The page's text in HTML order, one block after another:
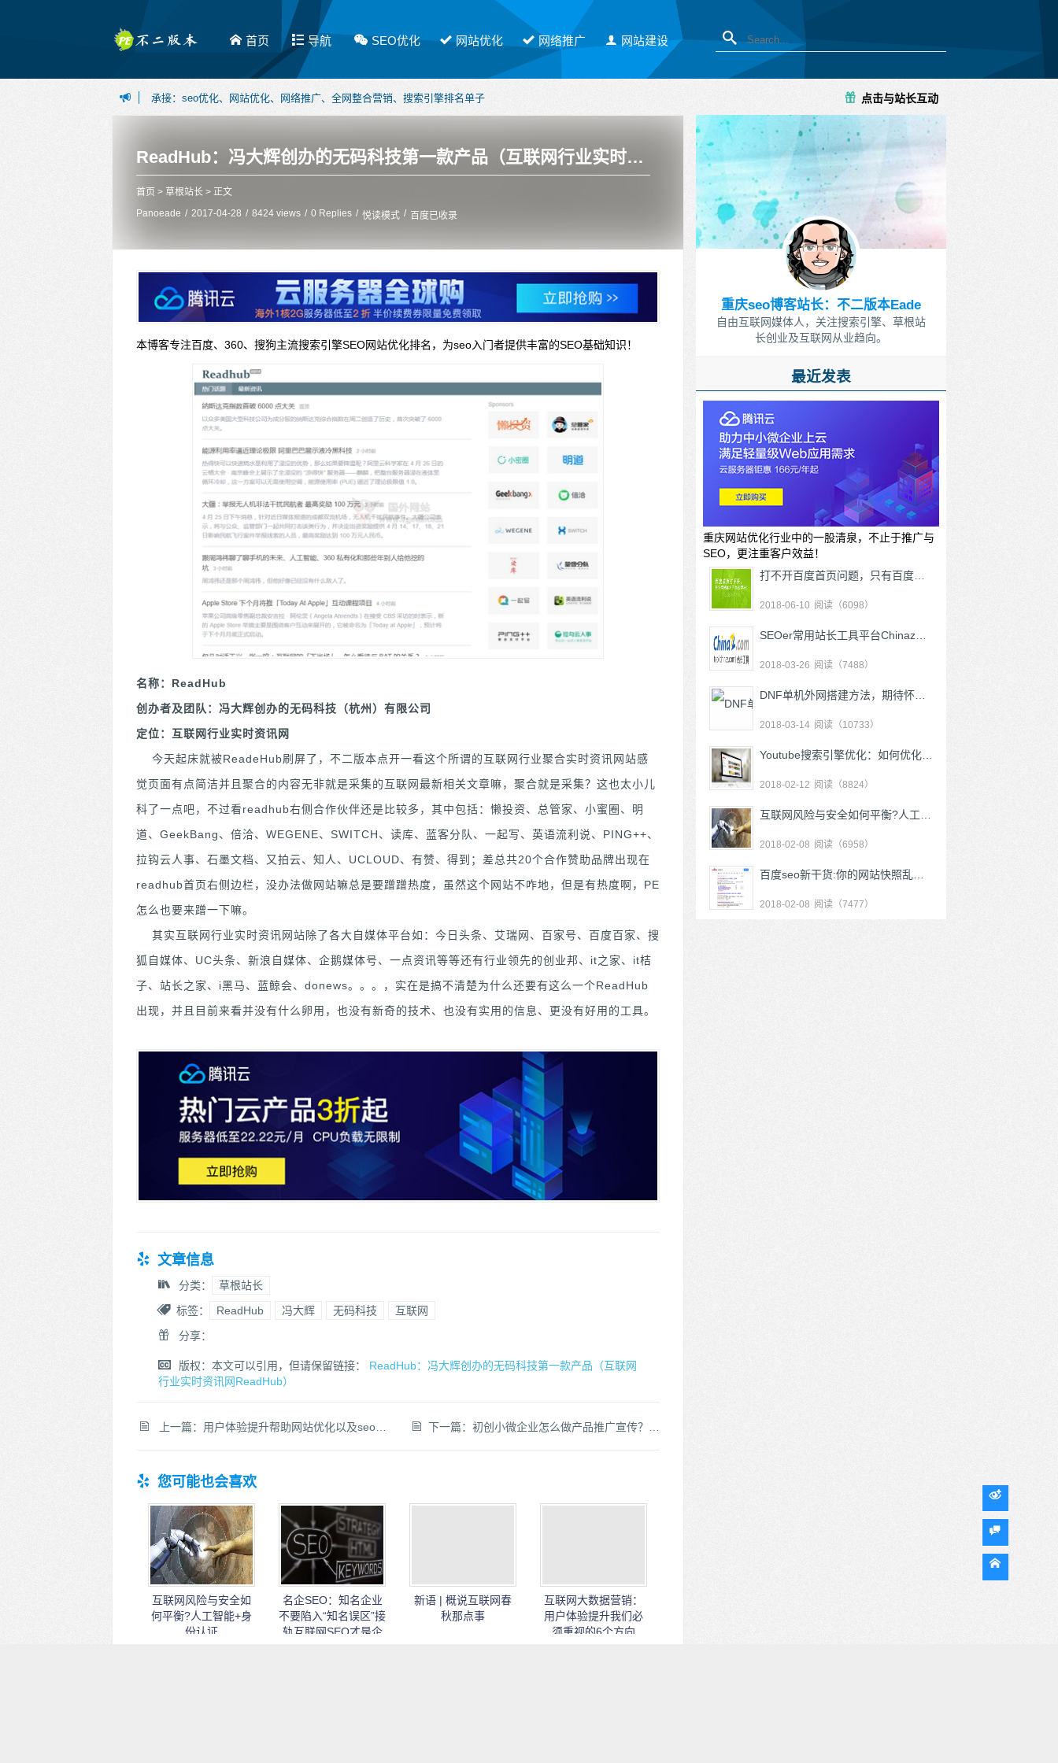
首页 导航 SEO优化 网站优化 网络推广 网站建设
博主可接：百度百家、今日头条、一点资讯等软文发布，有需要请联系PE！
点击与站长互动
ReadHub：冯大辉创办的无码科技第一款产品（互联网行业实时资讯网ReadHub）
首页 > 草根站长 > 正文
Panoeade / 2017-04-28 / 8424 views / 0 Replies / 悦读模式 / 百度已收录
本博客专注百度、360、搜狗主流搜索引擎SEO网站优化排名，为seo入门者提供丰富的SEO基础知识！
名称：ReadHub
创办者及团队：冯大辉创办的无码科技（杭州）有限公司
定位：互联网行业实时资讯网
今天起床就被ReadeHub刷屏了，不二版本点开一看这个所谓的互联网行业聚合实时资讯网站感
觉页面有点简洁并且聚合的内容无非就是采集的互联网最新相关文章嘛，聚合就是采集？这也太小儿
科了一点吧，不过看readhub右侧合作伙伴还是比较多，其中包括：懒投资、总管家、小蜜圈、明
道、GeekBang、倍洽、WEGENE、SWITCH、读库、蓝客分队、一起写、英语流利说、PING++、
拉钩云人事、石墨文档、又拍云、知人、UCLOUD、有赞、得到；差总共20个合作赞助品牌出现在
readhub首页右侧边栏，没办法做网站嘛总是要蹭蹭热度，虽然这个网站不咋地，但是有热度啊，PE
怎么也要来蹭一下嘛。
其实互联网行业实时资讯网站除了各大自媒体平台如：今日头条、艾瑞网、百家号、百度百家、搜
狐自媒体、UC头条、新浪自媒体、企鹅媒体号、一点资讯等等还有行业领先的创业邦、it之家、it桔
子、站长之家、i黑马、蓝鲸会、donews。。。，实在是搞不清楚为什么还要有这么一个ReadHub
出现，并且目前来看并没有什么卵用，也没有新奇的技术、也没有实用的信息、更没有好用的工具。
文章信息
分类：
草根站长
标签：
ReadHub 冯大辉 无码科技
互联网
分享：
版权：本文可以引用，但请保留链接： ReadHub：冯大辉创办的无码科技第一款产品（互联网
行业实时资讯网ReadHub）
上一篇： 用户体验提升帮助网站优化以及seo关键词排名优化靠前 下一篇： 初创小微企业怎么做产品推广宣传？通过公司做SEO网站优化排名，提升公司知名度！
您可能也会喜欢
互联网风险与安全如
何平衡?人工智能+身
份认证
名企SEO：知名企业
不要陷入“知名误区”接
轨互联网SEO才是企
新语 | 概说互联网春
秋那点事
互联网大数据营销：
用户体验提升我们必
须重视的6个方向
重庆seo博客站长：不二版本Eade
自由互联网媒体人，关注搜索引擎、草根站
长创业及互联网从业趋向。
最近发表
重庆网站优化行业中的一股清泉，不止于推广与
SEO，更注重客户效益！
2018-06-10 阅读（6098）
2018-03-26 阅读（7488）
2018-03-14 阅读（10733）
2018-02-12 阅读（8824）
2018-02-08 阅读（6958）
2018-02-08 阅读（7477）